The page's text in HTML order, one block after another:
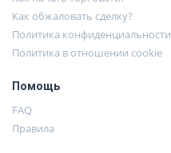
Как обжаловать сделку?
Политика конфиденциальности
Политика в отношении cookie
Помощь
FAQ
Правила